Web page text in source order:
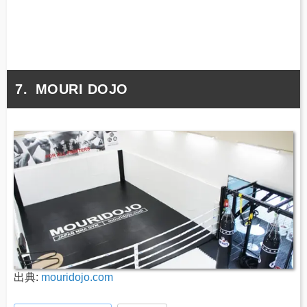
MOURI DOJO
出典: mouridojo.com